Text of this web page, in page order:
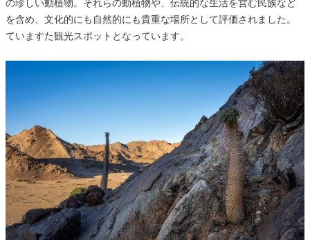
の珍しい動植物。それらの動植物や、伝統的な生活を営む民族など
を含め、文化的にも自然的にも貴重な場所として評価されました。
ていますた観光スポットとなっています。